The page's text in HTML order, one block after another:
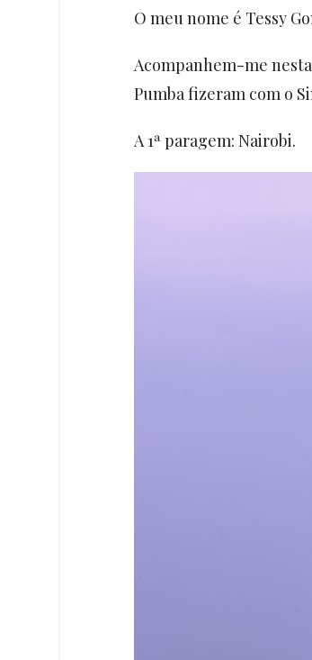
O meu nome é Tessy
Acompanhem-me
Pumba fizeram com o
A 1ª paragem: Nairobi.